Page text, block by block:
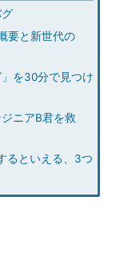
要と新世代の
を30分で見つけ
ニアB君を救
るといえる、3つ